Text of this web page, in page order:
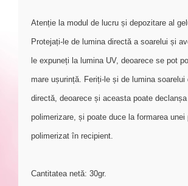
Atenție la modul de lucru și depozitare al
Protejați-le de lumina directă a soarelui și
le expuneți la lumina UV, deoarece se pot
mare ușurință. Feriți-le și de lumina soarelui
directă, deoarece și aceasta poate
polimerizare, și poate duce la formarea unei
polimerizat în recipient.
Cantitatea netă: 30gr.